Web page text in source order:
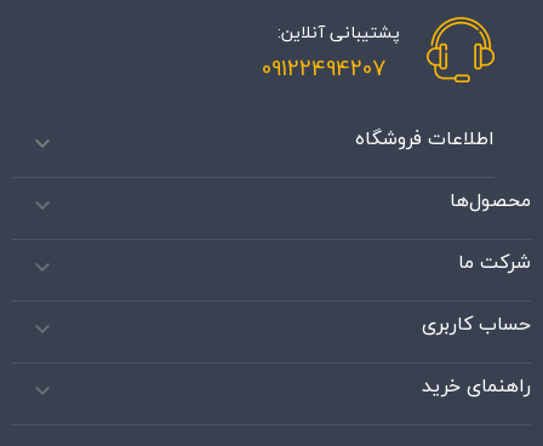
پشتیبانی آنلاین:
اطلاعات فروشگاه 
محصول‌ها 
شرکت ما 
حساب کاربری 
راهنمای خرید 